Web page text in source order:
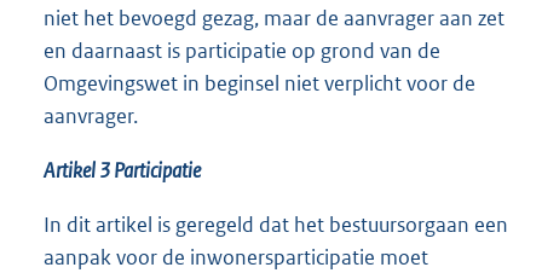
niet het bevoegd gezag, maar de aanvrager aan zet
en daarnaast is participatie op grond van de
Omgevingswet in beginsel niet verplicht voor de
aanvrager.
Artikel 3 Participatie
In dit artikel is geregeld dat het bestuursorgaan een
aanpak voor de inwonersparticipatie moet